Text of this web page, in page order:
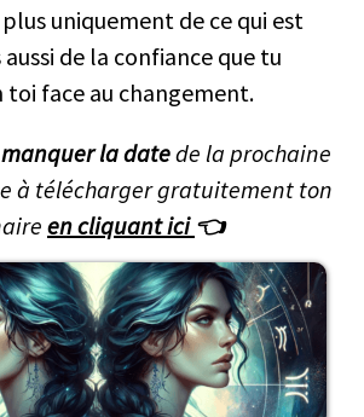
uniquement de ce qui est
de la confiance que tu
toi face au changement.
la datede la prochaine
à télécharger gratuitement ton
en cliquant ici 👈